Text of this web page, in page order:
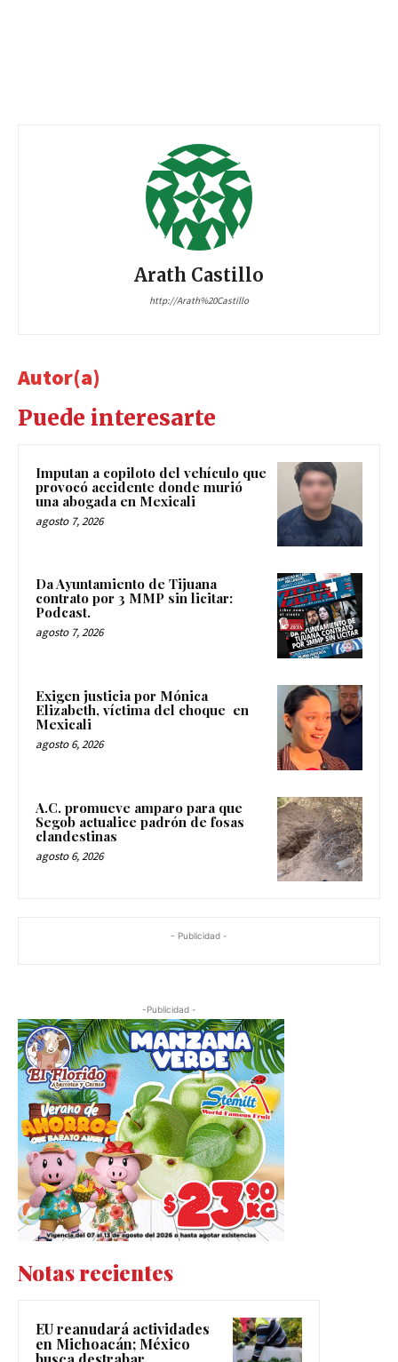
Arath Castillo
http://Arath%20Castillo
Autor(a)
Puede interesarte
Imputan a copiloto del vehículo que
provocó accidente donde murió
una abogada en Mexicali
agosto 7, 2026
Da Ayuntamiento de Tijuana
contrato por 3 MMP sin licitar:
Podcast.
agosto 7, 2026
Exigen justicia por Mónica
Elizabeth, víctima del choque en
Mexicali
agosto 6, 2026
A.C. promueve amparo para que
Segob actualice padrón de fosas
clandestinas
agosto 6, 2026
- Publicidad -
-Publicidad -
Notas recientes
EU reanudará actividades
en Michoacán; México